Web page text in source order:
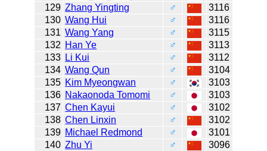
129 Zhang Yingting ♂
3116
130 Wang Hui ♂
3116
131 Wang Yang ♂
3115
132 Han Ye ♂
3113
133 Li Kui ♂
3112
134 Wang Qun ♂
3104
135 Kim Myeongwan ♂
3103
136 Nakaonoda Tomomi ♂
3103
137 Chen Kayui ♂
3102
138 Chen Linxin ♂
3102
139 Michael Redmond ♂
3101
140 Zhu Yi ♂
3096